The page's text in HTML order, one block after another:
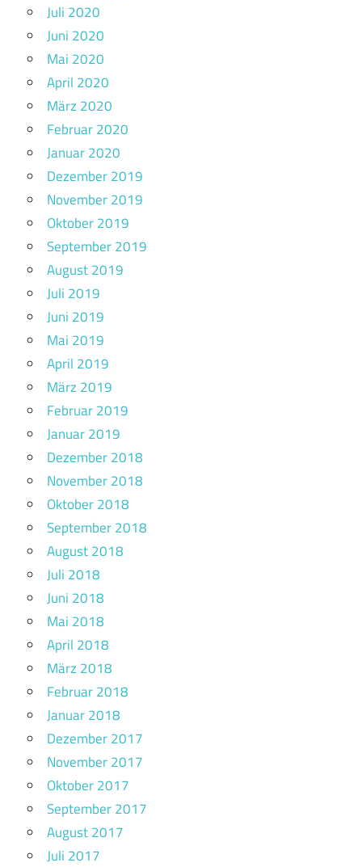
Juli 2020
Juni 2020
Mai 2020
April 2020
März 2020
Februar 2020
Januar 2020
Dezember 2019
November 2019
Oktober 2019
September 2019
August 2019
Juli 2019
Juni 2019
Mai 2019
April 2019
März 2019
Februar 2019
Januar 2019
Dezember 2018
November 2018
Oktober 2018
September 2018
August 2018
Juli 2018
Juni 2018
Mai 2018
April 2018
März 2018
Februar 2018
Januar 2018
Dezember 2017
November 2017
Oktober 2017
September 2017
August 2017
Juli 2017